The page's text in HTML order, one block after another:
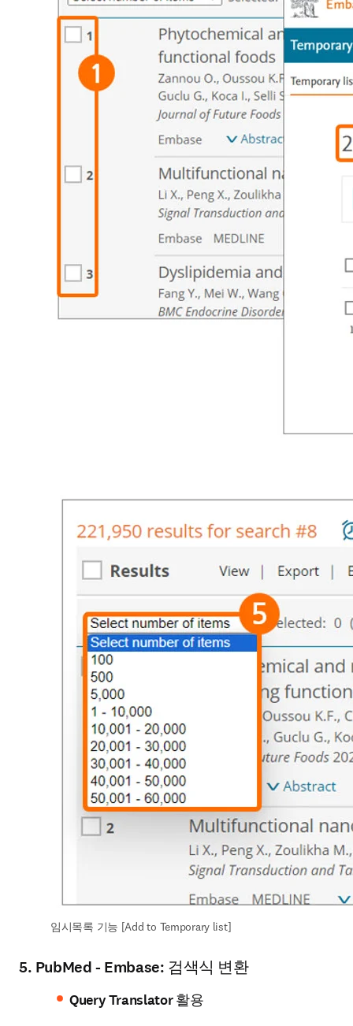
임시목록 기능 [Add to Temporary list]
5. PubMed - Embase: 검색식 변환
Query Translator 활용